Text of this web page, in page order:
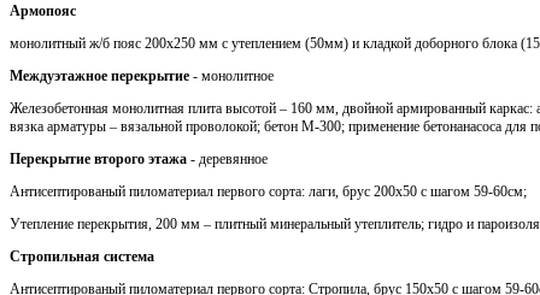
Армопояс
монолитный ж/б пояс 200х250 мм с утеплением (50мм) и кладкой доборного блока
Междуэтажное перекрытие - монолитное
Железобетонная монолитная плита высотой – 160 мм, двойной армированный
вязка арматуры – вязальной проволокой; бетон М-300; применение бетонанасоса для
Перекрытие второго этажа - деревянное
Антисептированый пиломатериал первого сорта: лаги, брус 200х50 с шагом 59-60см;
Утепление перекрытия, 200 мм – плитный минеральный утеплитель; гидро и
Стропильная система
Антисептированый пиломатериал первого сорта: Стропила, брус 150х50 с шагом 59-